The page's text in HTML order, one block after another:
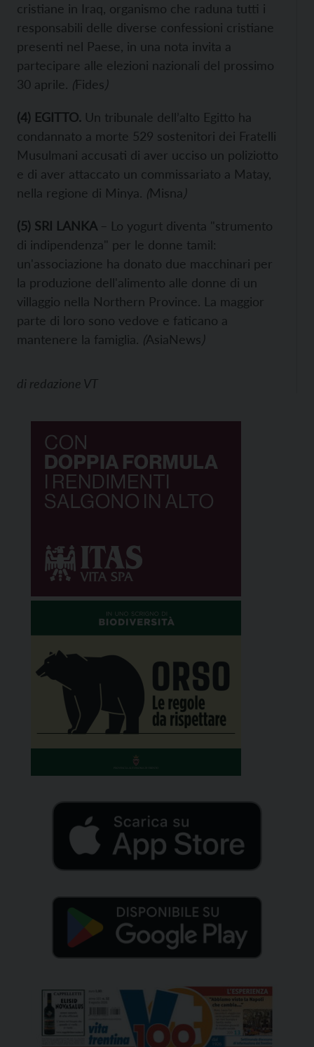
cristiane in Iraq, organismo che raduna tutti i
responsabili delle diverse confessioni cristiane
presenti nel Paese, in una nota invita a
partecipare alle elezioni nazionali del prossimo
30 aprile. (Fides)
(4) EGITTO. Un tribunale dell’alto Egitto ha
condannato a morte 529 sostenitori dei Fratelli
Musulmani accusati di aver ucciso un poliziotto
e di aver attaccato un commissariato a Matay,
nella regione di Minya. (Misna )
(5) SRI LANKA – Lo yogurt diventa "strumento
di indipendenza" per le donne tamil:
un'associazione ha donato due macchinari per
la produzione dell'alimento alle donne di un
villaggio nella Northern Province. La maggior
parte di loro sono vedove e faticano a
mantenere la famiglia. (AsiaNews)
di redazione VT